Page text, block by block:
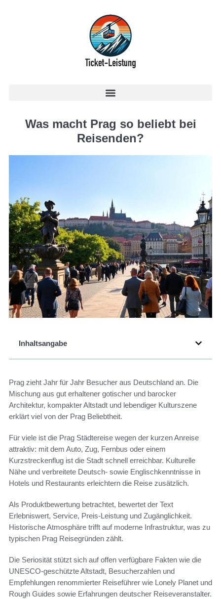
Was macht Prag so beliebt bei
Reisenden?
Inhaltsangabe
Prag zieht Jahr für Jahr Besucher aus Deutschland an. Die
Mischung aus gut erhaltener gotischer und barocker
Architektur, kompakter Altstadt und lebendiger Kulturszene
erklärt viel von der Prag Beliebtheit.
Für viele ist die Prag Städtereise wegen der kurzen Anreise
attraktiv: mit dem Auto, Zug, Fernbus oder einem
Kurzstreckenflug ist die Stadt schnell erreichbar. Kulturelle
Nähe und verbreitete Deutsch- sowie Englischkenntnisse in
Hotels und Restaurants erleichtern die Reise zusätzlich.
Als Produktbewertung betrachtet, bewertet der Text
Erlebniswert, Service, Preis-Leistung und Zugänglichkeit.
Historische Atmosphäre trifft auf moderne Infrastruktur, was zu
typischen Prag Reisegründen zählt.
Die Seriosität stützt sich auf offen verfügbare Fakten wie die
UNESCO-geschützte Altstadt, Besucherzahlen und
Empfehlungen renommierter Reiseführer wie Lonely Planet und
Rough Guides sowie Erfahrungen deutscher Reiseveranstalter.